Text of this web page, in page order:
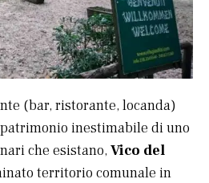
(bar, ristorante, locanda)
inestimabile di uno
che esistano, Vico del
territorio comunale in